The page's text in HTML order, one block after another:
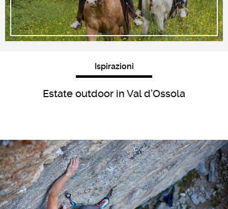
Ispirazioni
Estate outdoor in Val d’Ossola